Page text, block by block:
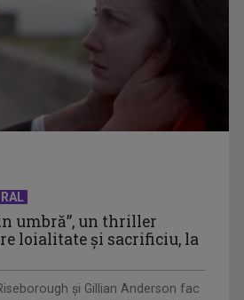
umbră”, un thriller
loialitate și sacrificiu, la
şi Gillian Anderson fac